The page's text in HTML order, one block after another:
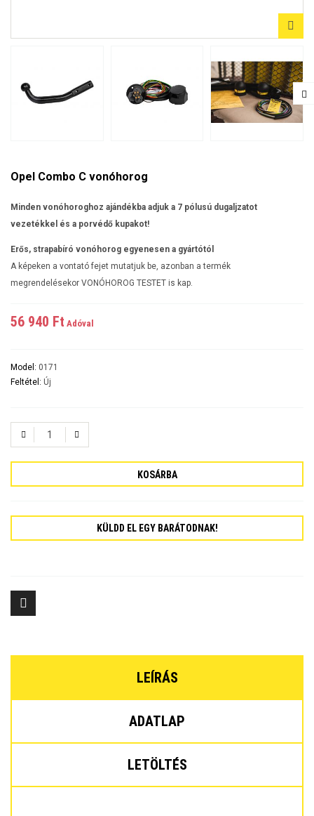
Opel Combo C vonóhorog
Minden vonóhoroghoz ajándékba adjuk a 7 pólusú dugaljzatot
vezetékkel és a porvédő kupakot!
Erős, strapabíró vonóhorog egyenesen a gyártótól
A képeken a vontató fejet mutatjuk be, azonban a termék
megrendelésekor VONÓHOROG TESTET is kap.
56 940 Ft‎ Adóval
Model: 0171
Feltétel: Új
KOSÁRBA
KÜLDD EL EGY BARÁTODNAK!
LEÍRÁS
ADATLAP
LETÖLTÉS